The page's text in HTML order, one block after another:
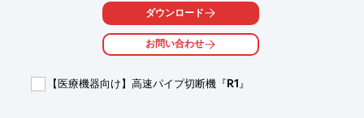
【活用シーン】
・大径丸パイプ（φ406まで）の切断
・角パイプ・H鋼（□300まで）の切断
・斜切・開先加工の同時実施
・加工時間の短縮
ダウンロード
お問い合わせ
【医療機器向け】高速パイプ切断機『R1』